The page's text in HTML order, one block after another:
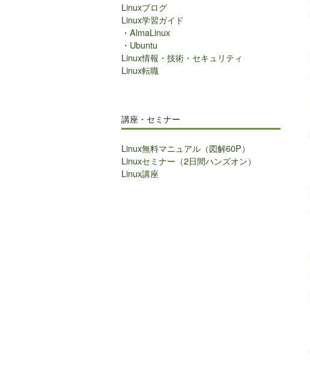
Linuxブログ
Linux学習ガイド
・ AlmaLinux
・ Ubuntu
Linux情報・技術・セキュリティ
Linux転職
講座・セミナー
Linux無料マニュアル（図解60P）
Linuxセミナー（2日間ハンズオン）
Linux講座